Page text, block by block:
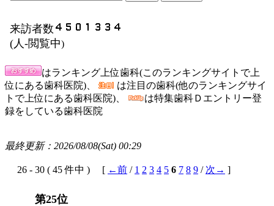
来訪者数
(人-閲覧中)
はランキング上位歯科(このランキングサイトで上
位にある歯科医院)、
は注目の歯科(他のランキングサイ
トで上位にある歯科医院)、
は特集歯科Ｄエントリー登
録をしている歯科医院
最終更新：2026/08/08(Sat) 00:29
26 - 30 ( 45 件中 ) [ ←前 / 1 2 3 4 5 6 7 8 9 / 次→ ]
第25位